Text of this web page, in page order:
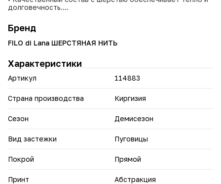
долговечность.
случаев.
• Нежные пастельные цвета легко комбинируются с
базовым гардеробом.
станет акцентной вещью вашего стиля.
Бренд
FILO di Lana ШЕРСТЯНАЯ НИТЬ
Характеристики
Артикул 114883
Страна производства Киргизия
Сезон Демисезон
Вид застежки Пуговицы
Покрой Прямой
Принт Абстракция